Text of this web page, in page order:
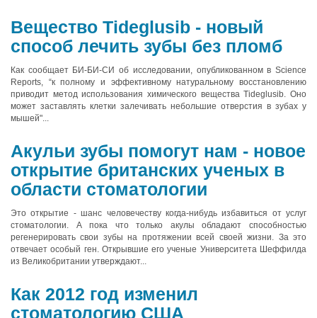
Вещество Tideglusib - новый
способ лечить зубы без пломб
Как сообщает БИ-БИ-СИ об исследовании, опубликованном в Science
Reports, “к полному и эффективному натуральному восстановлению
приводит метод использования химического вещества Tideglusib. Оно
может заставлять клетки залечивать небольшие отверстия в зубах у
мышей"...
Акульи зубы помогут нам - новое
открытие британских ученых в
области стоматологии
Это открытие - шанс человечеству когда-нибудь избавиться от услуг
стоматологии. А пока что только акулы обладают способностью
регенерировать свои зубы на протяжении всей своей жизни. За это
отвечает особый ген. Открывшие его ученые Университета Шеффилда
из Великобритании утверждают...
Как 2012 год изменил
стоматологию США